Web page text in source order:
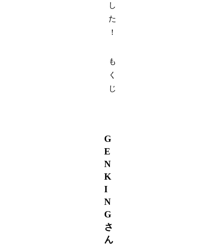
し
た
！
も
く
じ
G
E
N
K
I
N
G
さ
ん